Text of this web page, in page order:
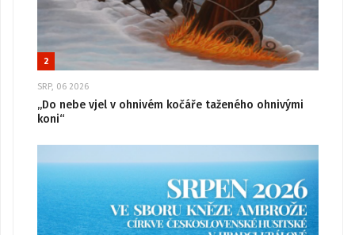
2
SRP, 06 2026
„Do nebe vjel v ohnivém kočáře taženého ohnivými
koni“